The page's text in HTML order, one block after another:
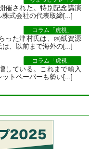
催された。特別記念講演
式会社の代表取締[...]
コラム「虎視」
った津村氏は、㈱紙資源
、以前まで海外の[...]
コラム「虎視」
している。これまで輸入
トペーパーも勢い[...]